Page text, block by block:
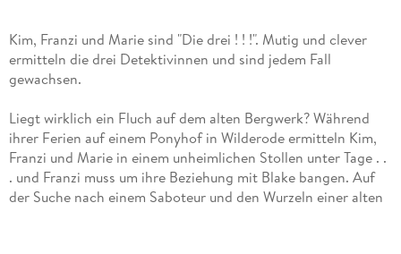
Kim, Franzi und Marie sind "Die drei ! ! !". Mutig und clever
ermitteln die drei Detektivinnen und sind jedem Fall
Liegt wirklich ein Fluch auf dem alten Bergwerk? Während
ihrer Ferien auf einem Ponyhof in Wilderode ermitteln Kim,
Franzi und Marie in einem unheimlichen Stollen unter Tage . .
. und Franzi muss um ihre Beziehung mit Blake bangen. Auf
der Suche nach einem Saboteur und den Wurzeln einer alten